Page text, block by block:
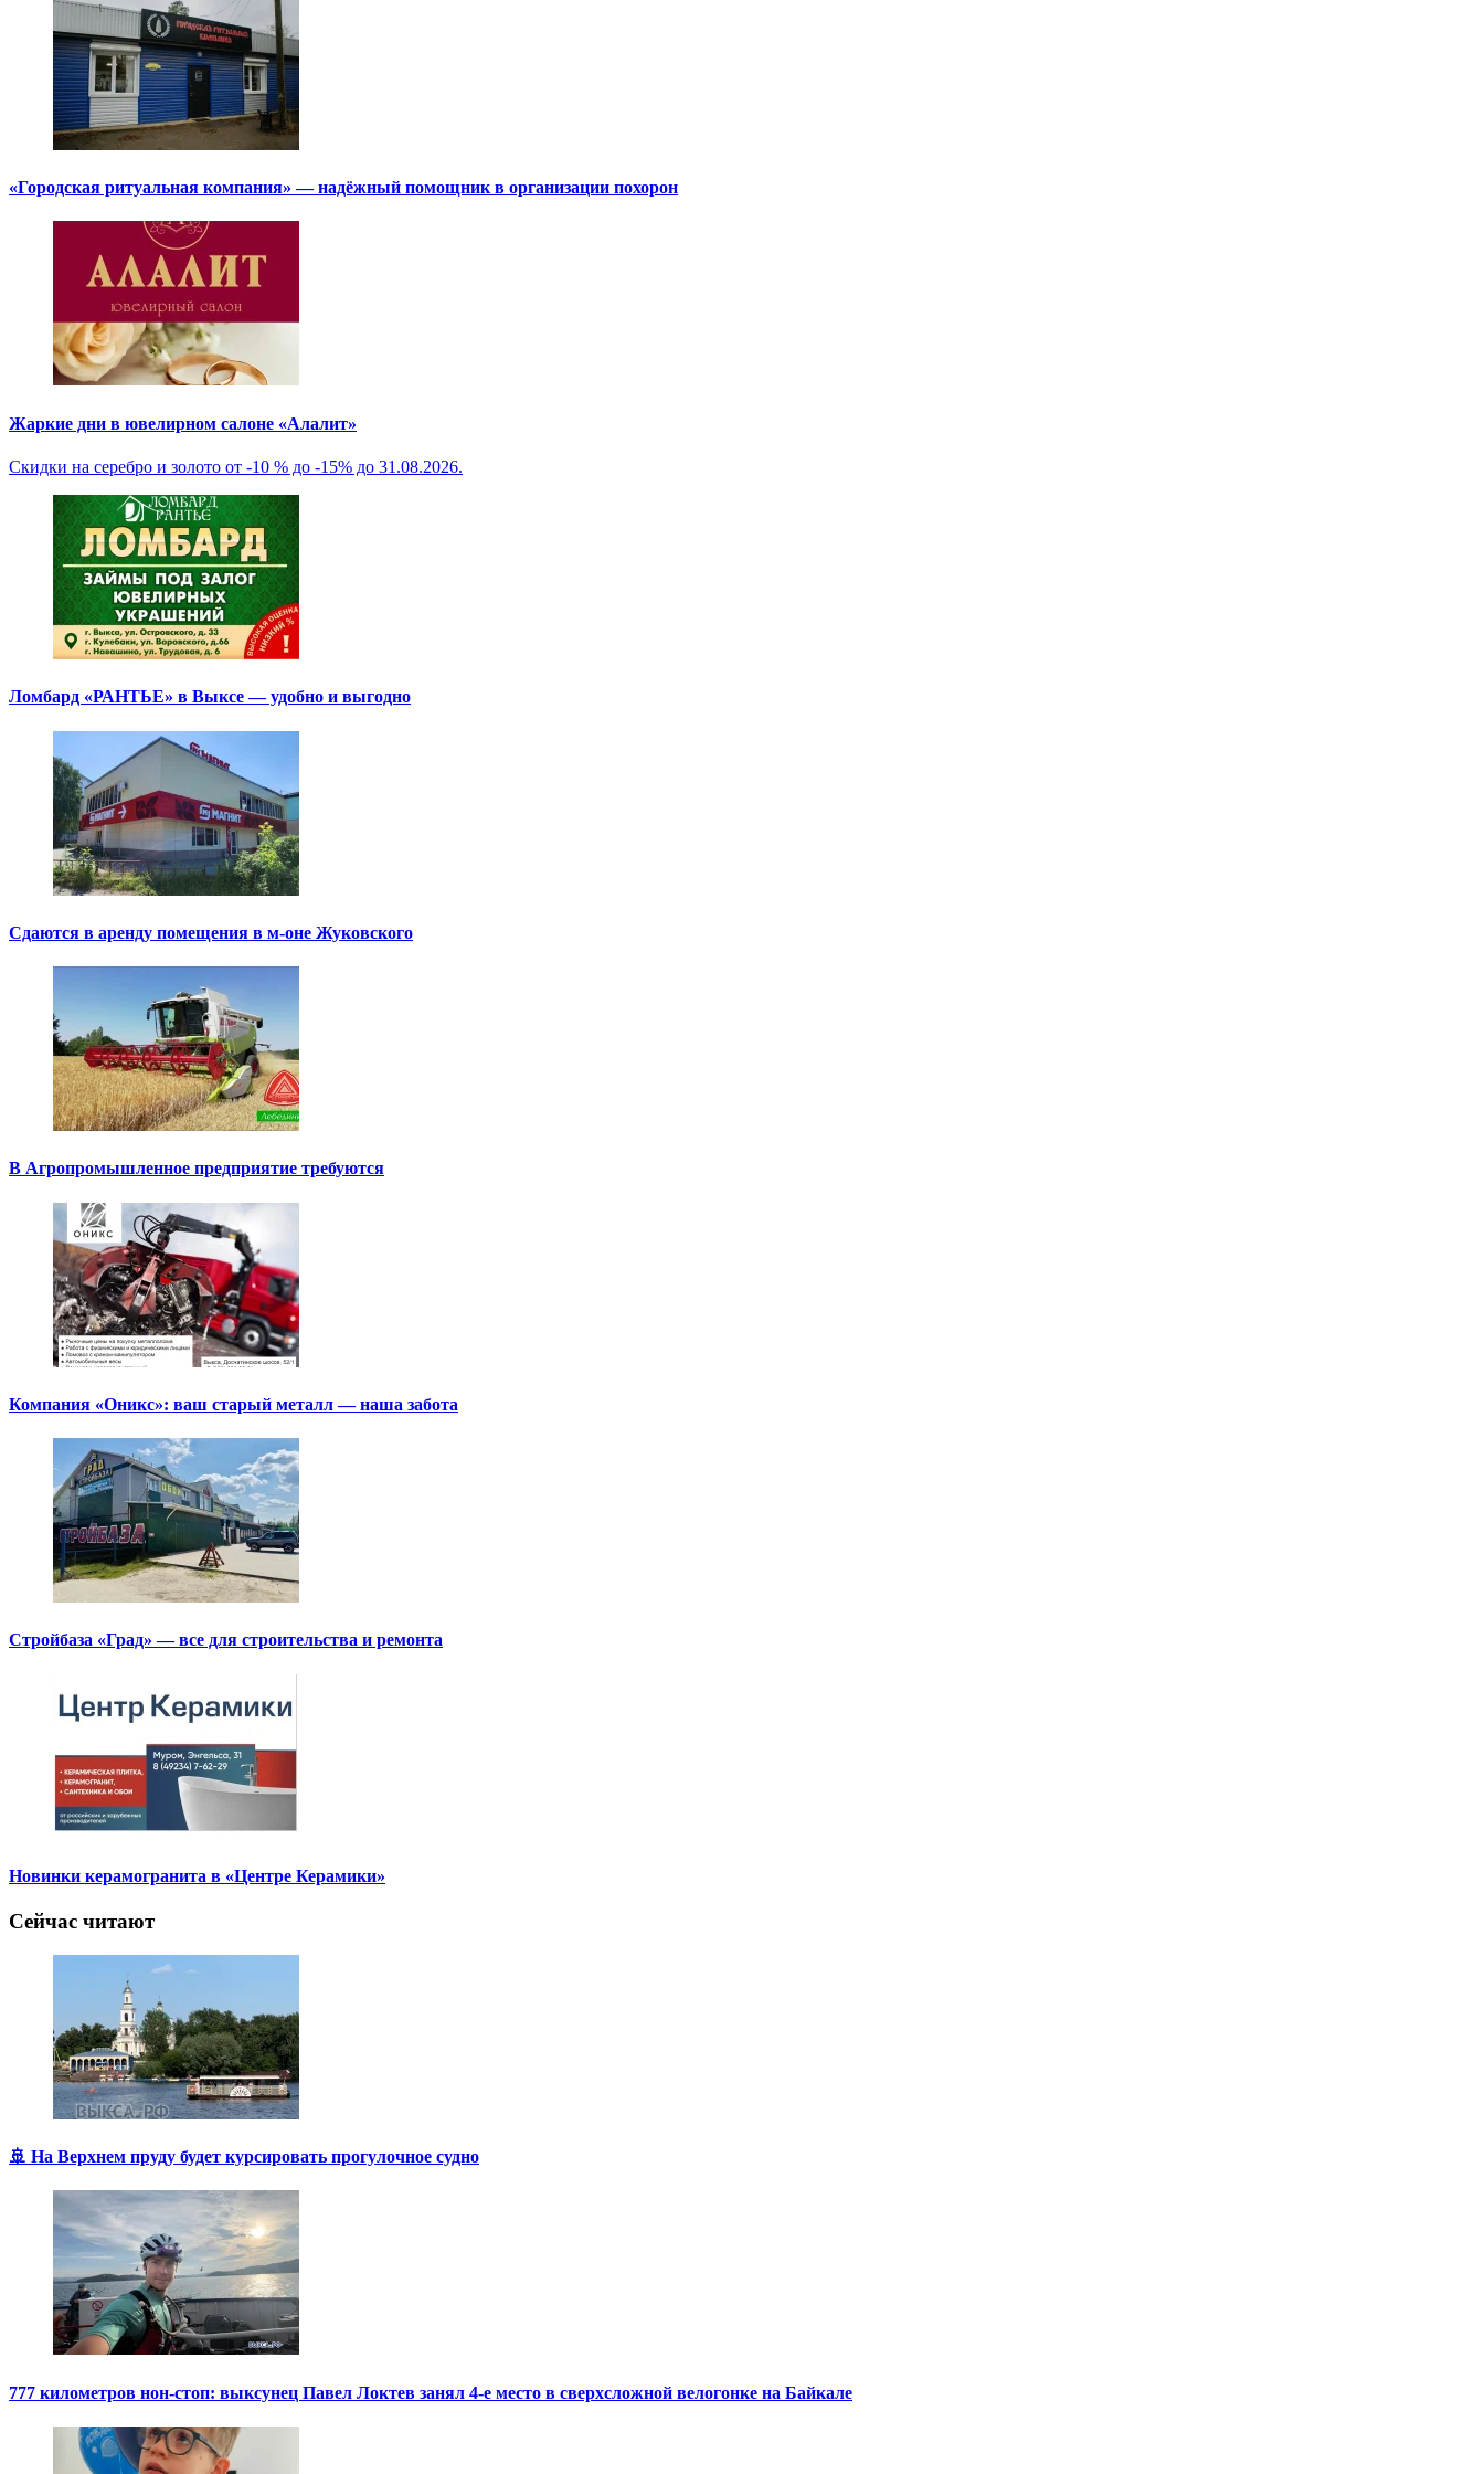
«Городская ритуальная компания» — надёжный помощник в организации похорон
Жаркие дни в ювелирном салоне «Алалит»
Скидки на серебро и золото от -10 % до -15% до 31.08.2026.
Ломбард «РАНТЬЕ» в Выксе — удобно и выгодно
Сдаются в аренду помещения в м-оне Жуковского
В Агропромышленное предприятие требуются
Компания «Оникс»: ваш старый металл — наша забота
Стройбаза «Град» — все для строительства и ремонта
Новинки керамогранита в «Центре Керамики»
Сейчас читают
🚢 На Верхнем пруду будет курсировать прогулочное судно
777 километров нон-стоп: выксунец Павел Локтев занял 4-е место в сверхсложной велогонке на Байкале